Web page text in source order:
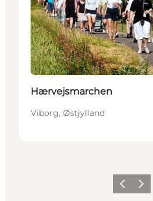
Hærvejsmarchen
Viborg, Østjylland
ForrigeNæste